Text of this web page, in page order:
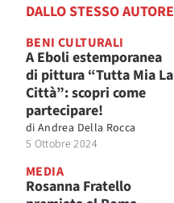
DALLO STESSO AUTORE
BENI CULTURALI
A Eboli estemporanea
di pittura “Tutta Mia La
Città”: scopri come
partecipare!
di Andrea Della Rocca
5 Ottobre 2024
MEDIA
Rosanna Fratello